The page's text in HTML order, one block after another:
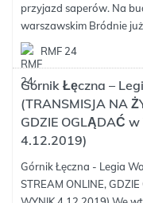
przyjazd saperów. Na
warszawskim Bródnie
RMF 24
Górnik Łęczna –
(TRANSMISJA NA
GDZIE OGLĄDAĆ w
4.12.2019)
Górnik Łęczna - Legia
STREAM ONLINE, GDZIE